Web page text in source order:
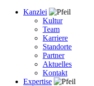
Kanzlei
Kultur
Team
Karriere
Standorte
Partner
Aktuelles
Kontakt
Expertise